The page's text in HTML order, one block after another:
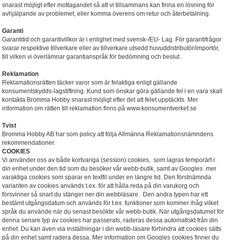
snarast möjligt efter mottagandet så att vi tillsammans kan finna en lösning för
avhjälpande av problemet, eller komma överens om retur och återbetalning.
Garanti
Garantitid och garantivillkor är i enlighet med svensk-/EU- Lag. För garantifrågor
svarar respektive tillverkare eller av tillverkare utsedd huvuddistributör/importör,
till vilken vi överlämnar garantianspråk för bedömning och beslut.
Reklamation
Reklamationsrätten täcker varor som är felaktiga enligt gällande
konsumentskydds-lagstiftning. Kund som önskar göra gällande fel i en vara skall
kontakta Bromma Hobby snarast möjligt efter det att felet upptäckts. Mer
information om rätten till reklamation finns på www.konsumentverket.se
Tvist
Bromma Hobby AB har som policy att följa Allmänna Reklamationsnämndens
rekommendationer.
COOKIES
Vi använder oss av både kortvariga (session) cookies, som lagras temporärt i
din enhet under den tid som du besöker vår webb-butik, samt av Googles mer
varaktiga cookies som sparar en textfil under en längre tid. Den förstnämnda
varianten av cookies används t.ex. för att hålla reda på din varukorg och
försvinner så snart du stänger ner din webbläsare. Den andra typen har ett
bestämt utgångsdatum och används för t.ex. funktioner som kommer ihåg vilket
språk du använde när du senast besökte vår webb-butik. När utgångsdatumet för
denna senare typ av cookies har passerats, raderas dessa automatiskt från din
enhet. Du kan även via inställningar i din webb-läsare förhindra att cookies sätts
på din enhet samt radera dessa. Mer information om Googles cookies finner du